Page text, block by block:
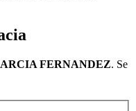
FERNANDEZ. Se